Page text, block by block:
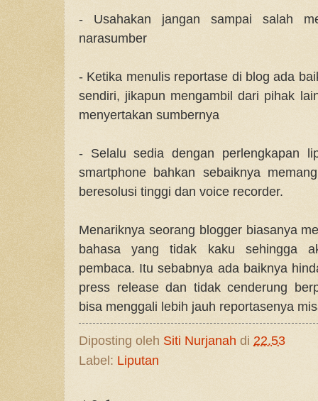
- Usahakan jangan sampai salah
narasumber
- Ketika menulis reportase di blog ada
sendiri, jikapun mengambil dari pihak
menyertakan sumbernya
- Selalu sedia dengan perlengkapan
smartphone bahkan sebaiknya
beresolusi tinggi dan voice recorder.
Menariknya seorang blogger biasanya
bahasa yang tidak kaku sehingga
pembaca. Itu sebabnya ada baiknya
press release dan tidak cenderung
bisa menggali lebih jauh reportasenya
Diposting oleh Siti Nurjanah di 22.53
Label: Liputan